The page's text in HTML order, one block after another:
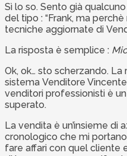
Sì lo so. Sento già
del tipo : “Frank, ma
tecniche aggiornate di
La risposta è semplice :
Ok, ok… sto scherzando.
sistema Venditore
venditori professionisti è
superato.
La vendita è un’insieme di
cronologico che mi
fare affari con quel cliente